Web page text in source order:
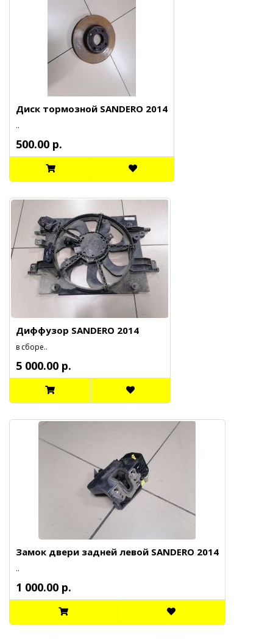
Диск тормозной SANDERO 2014
..
500.00 р.
Диффузор SANDERO 2014
в сборе..
5 000.00 р.
Замок двери задней левой SANDERO 2014
..
1 000.00 р.